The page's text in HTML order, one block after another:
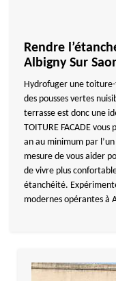
Rendre
Albigny Sur
Hydrofuger une
des pousses vertes
terrasse est donc une
TOITURE FACADE
an au minimum par
mesure de vous aider
de vivre plus
étanchéité.
modernes opérantes à